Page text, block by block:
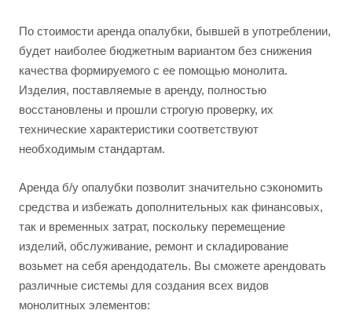
По стоимости аренда опалубки, бывшей в употреблении,
будет наиболее бюджетным вариантом без снижения
качества формируемого с ее помощью монолита.
Изделия, поставляемые в аренду, полностью
восстановлены и прошли строгую проверку, их
технические характеристики соответствуют
необходимым стандартам.
Аренда б/у опалубки позволит значительно сэкономить
средства и избежать дополнительных как финансовых,
так и временных затрат, поскольку перемещение
изделий, обслуживание, ремонт и складирование
возьмет на себя арендодатель. Вы сможете арендовать
различные системы для создания всех видов
монолитных элементов: